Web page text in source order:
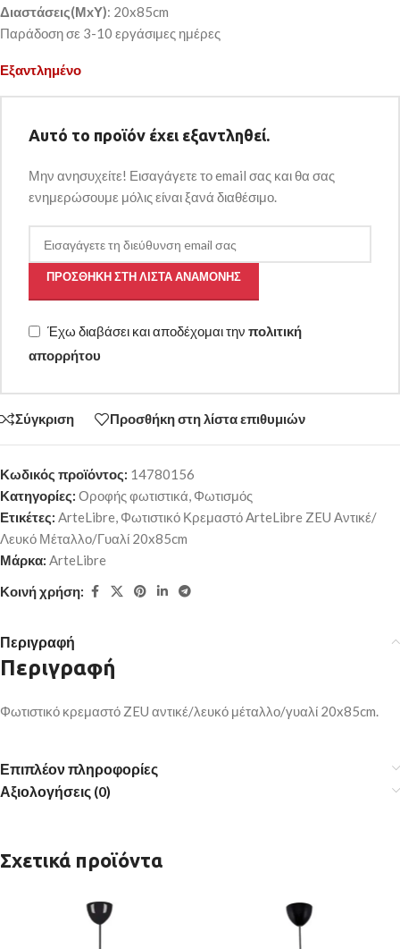
Διαστάσεις(ΜxΥ): 20x85cm
Παράδοση σε 3-10 εργάσιμες ημέρες
Εξαντλημένο
Αυτό το προϊόν έχει εξαντληθεί.
Μην ανησυχείτε! Εισαγάγετε το email σας και θα σας
ενημερώσουμε μόλις είναι ξανά διαθέσιμο.
ΠΡΟΣΘΉΚΗ ΣΤΗ ΛΊΣΤΑ ΑΝΑΜΟΝΉΣ
Έχω διαβάσει και αποδέχομαι την πολιτική
απορρήτου
Σύγκριση Προσθήκη στη λίστα επιθυμιών
Κωδικός προϊόντος: 14780156
Κατηγορίες: Οροφής φωτιστικά, Φωτισμός
Ετικέτες: ArteLibre, Φωτιστικό Κρεμαστό ArteLibre ZEU Αντικέ/
Λευκό Μέταλλο/Γυαλί 20x85cm
Μάρκα: ArteLibre
Κοινή χρήση:
Περιγραφή
Περιγραφή
Φωτιστικό κρεμαστό ZEU αντικέ/λευκό μέταλλο/γυαλί 20x85cm.
Επιπλέον πληροφορίες
Αξιολογήσεις (0)
Σχετικά προϊόντα